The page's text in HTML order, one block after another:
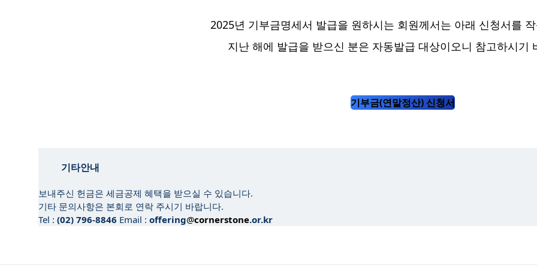
2025년 기부금명세서 발급을 원하시는 회원께서는 아래 신청서를
지난 해에 발급을 받으신 분은 자동발급 대상이오니 참고하시기
기부금(연말정산) 신청서
기타안내
보내주신 헌금은 세금공제 혜택을 받으실 수 있습니다.
기타 문의사항은 본회로 연락 주시기 바랍니다.
Tel : (02) 796-8846 Email : offering@cornerstone.or.kr